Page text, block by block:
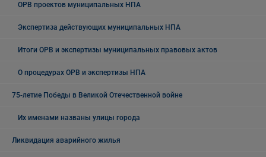
ОРВ проектов муниципальных НПА
Экспертиза действующих муниципальных НПА
Итоги ОРВ и экспертизы муниципальных правовых актов
О процедурах ОРВ и экспертизы НПА
75-летие Победы в Великой Отечественной войне
Их именами названы улицы города
Ликвидация аварийного жилья